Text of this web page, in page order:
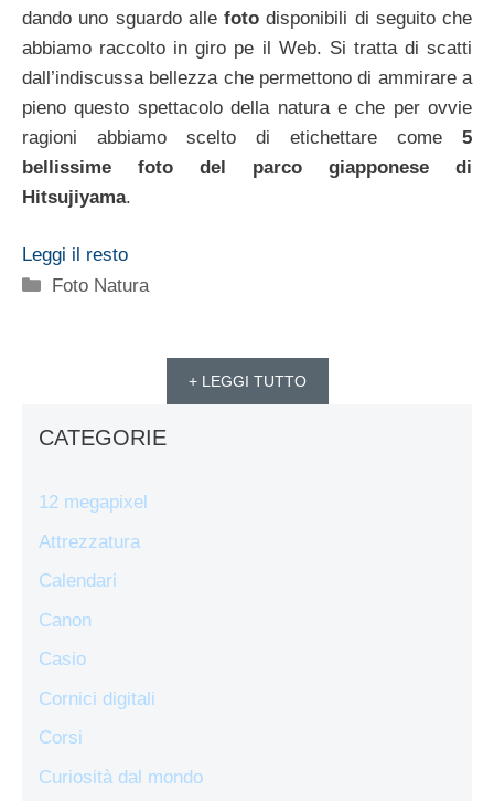
dando uno sguardo alle foto disponibili di seguito che
abbiamo raccolto in giro pe il Web. Si tratta di scatti
dall’indiscussa bellezza che permettono di ammirare a
pieno questo spettacolo della natura e che per ovvie
ragioni abbiamo scelto di etichettare come 5
bellissime foto del parco giapponese di
Hitsujiyama.
Leggi il resto
Categorie
Foto Natura
+ LEGGI TUTTO
CATEGORIE
12 megapixel
Attrezzatura
Calendari
Canon
Casio
Cornici digitali
Corsi
Curiosità dal mondo